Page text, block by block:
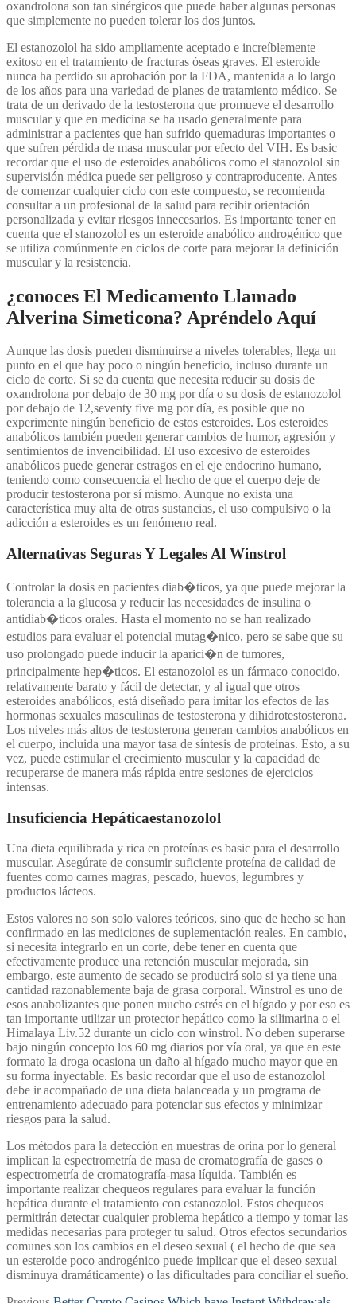
oxandrolona son tan sinérgicos que puede haber algunas personas
que simplemente no pueden tolerar los dos juntos.
El estanozolol ha sido ampliamente aceptado e increíblemente
exitoso en el tratamiento de fracturas óseas graves. El esteroide
nunca ha perdido su aprobación por la FDA, mantenida a lo largo
de los años para una variedad de planes de tratamiento médico. Se
trata de un derivado de la testosterona que promueve el desarrollo
muscular y que en medicina se ha usado generalmente para
administrar a pacientes que han sufrido quemaduras importantes o
que sufren pérdida de masa muscular por efecto del VIH. Es basic
recordar que el uso de esteroides anabólicos como el stanozolol sin
supervisión médica puede ser peligroso y contraproducente. Antes
de comenzar cualquier ciclo con este compuesto, se recomienda
consultar a un profesional de la salud para recibir orientación
personalizada y evitar riesgos innecesarios. Es importante tener en
cuenta que el stanozolol es un esteroide anabólico androgénico que
se utiliza comúnmente en ciclos de corte para mejorar la definición
muscular y la resistencia.
¿conoces El Medicamento Llamado
Alverina Simeticona? Apréndelo Aquí
Aunque las dosis pueden disminuirse a niveles tolerables, llega un
punto en el que hay poco o ningún beneficio, incluso durante un
ciclo de corte. Si se da cuenta que necesita reducir su dosis de
oxandrolona por debajo de 30 mg por día o su dosis de estanozolol
por debajo de 12,seventy five mg por día, es posible que no
experimente ningún beneficio de estos esteroides. Los esteroides
anabólicos también pueden generar cambios de humor, agresión y
sentimientos de invencibilidad. El uso excesivo de esteroides
anabólicos puede generar estragos en el eje endocrino humano,
teniendo como consecuencia el hecho de que el cuerpo deje de
producir testosterona por sí mismo. Aunque no exista una
característica muy alta de otras sustancias, el uso compulsivo o la
adicción a esteroides es un fenómeno real.
Alternativas Seguras Y Legales Al Winstrol
Controlar la dosis en pacientes diab�ticos, ya que puede mejorar la
tolerancia a la glucosa y reducir las necesidades de insulina o
antidiab�ticos orales. Hasta el momento no se han realizado
estudios para evaluar el potencial mutag�nico, pero se sabe que su
uso prolongado puede inducir la aparici�n de tumores,
principalmente hep�ticos. El estanozolol es un fármaco conocido,
relativamente barato y fácil de detectar, y al igual que otros
esteroides anabólicos, está diseñado para imitar los efectos de las
hormonas sexuales masculinas de testosterona y dihidrotestosterona.
Los niveles más altos de testosterona generan cambios anabólicos en
el cuerpo, incluida una mayor tasa de síntesis de proteínas. Esto, a su
vez, puede estimular el crecimiento muscular y la capacidad de
recuperarse de manera más rápida entre sesiones de ejercicios
intensas.
Insuficiencia Hepáticaestanozolol
Una dieta equilibrada y rica en proteínas es basic para el desarrollo
muscular. Asegúrate de consumir suficiente proteína de calidad de
fuentes como carnes magras, pescado, huevos, legumbres y
productos lácteos.
Estos valores no son solo valores teóricos, sino que de hecho se han
confirmado en las mediciones de suplementación reales. En cambio,
si necesita integrarlo en un corte, debe tener en cuenta que
efectivamente produce una retención muscular mejorada, sin
embargo, este aumento de secado se producirá solo si ya tiene una
cantidad razonablemente baja de grasa corporal. Winstrol es uno de
esos anabolizantes que ponen mucho estrés en el hígado y por eso es
tan importante utilizar un protector hepático como la silimarina o el
Himalaya Liv.52 durante un ciclo con winstrol. No deben superarse
bajo ningún concepto los 60 mg diarios por vía oral, ya que en este
formato la droga ocasiona un daño al hígado mucho mayor que en
su forma inyectable. Es basic recordar que el uso de estanozolol
debe ir acompañado de una dieta balanceada y un programa de
entrenamiento adecuado para potenciar sus efectos y minimizar
riesgos para la salud.
Los métodos para la detección en muestras de orina por lo general
implican la espectrometría de masa de cromatografía de gases o
espectrometría de cromatografía-masa líquida. También es
importante realizar chequeos regulares para evaluar la función
hepática durante el tratamiento con estanozolol. Estos chequeos
permitirán detectar cualquier problema hepático a tiempo y tomar las
medidas necesarias para proteger tu salud. Otros efectos secundarios
comunes son los cambios en el deseo sexual ( el hecho de que sea
un esteroide poco androgénico puede implicar que el deseo sexual
disminuya dramáticamente) o las dificultades para conciliar el sueño.